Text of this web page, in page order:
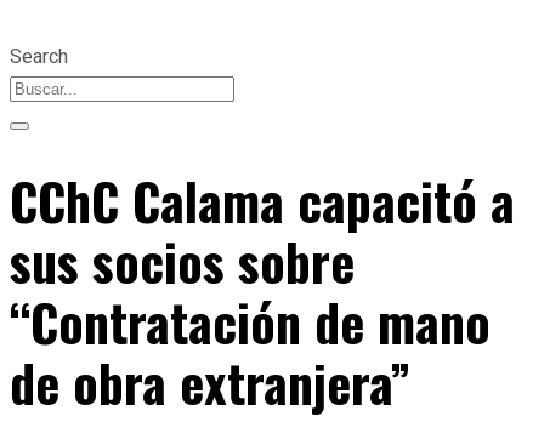
Search
CChC Calama capacitó a
sus socios sobre
“Contratación de mano
de obra extranjera”